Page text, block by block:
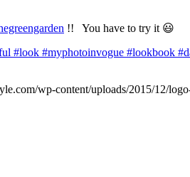
!! You have to try it 😃
#look #myphotoinvogue #lookbook
wp-content/uploads/2015/12/